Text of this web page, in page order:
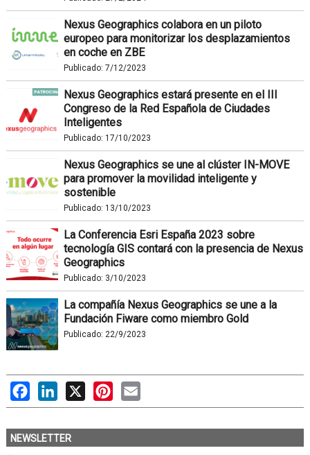
Nexus Geographics colabora en un piloto
europeo para monitorizar los desplazamientos
en coche en ZBE
Publicado: 7/12/2023
Nexus Geographics estará presente en el III
Congreso de la Red Española de Ciudades
Inteligentes
Publicado: 17/10/2023
Nexus Geographics se une al clúster IN-MOVE
para promover la movilidad inteligente y
sostenible
Publicado: 13/10/2023
La Conferencia Esri España 2023 sobre
tecnología GIS contará con la presencia de Nexus
Geographics
Publicado: 3/10/2023
La compañía Nexus Geographics se une a la
Fundación Fiware como miembro Gold
Publicado: 22/9/2023
FacebookLinkedIn
X PinterestEmail
NEWSLETTER